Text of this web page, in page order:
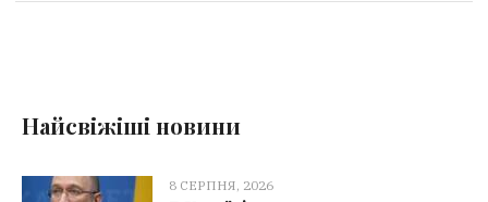
Найсвіжіші новини
8 СЕРПНЯ, 2026